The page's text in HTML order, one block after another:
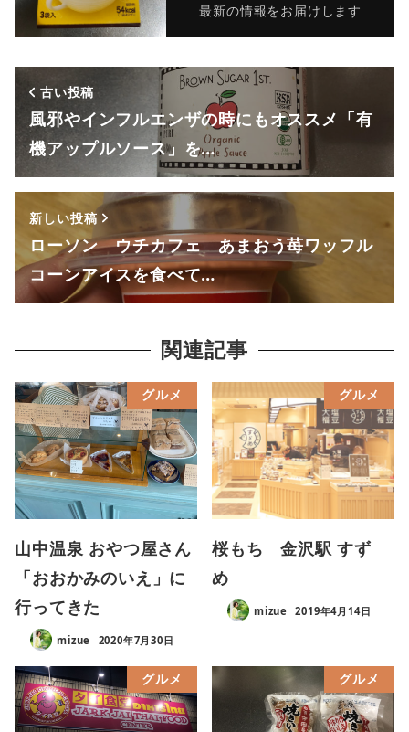
最新の情報をお届けします
古い投稿
風邪やインフルエンザの時にもオススメ「有
機アップルソース」を…
新しい投稿
ローソン ウチカフェ あまおう苺ワッフル
コーンアイスを食べて…
関連記事
グルメ
山中温泉 おやつ屋さん
「おおかみのいえ」に
行ってきた
mizue 2020年7月30日
グルメ
桜もち 金沢駅 すず
め
mizue 2019年4月14日
グルメ グルメ